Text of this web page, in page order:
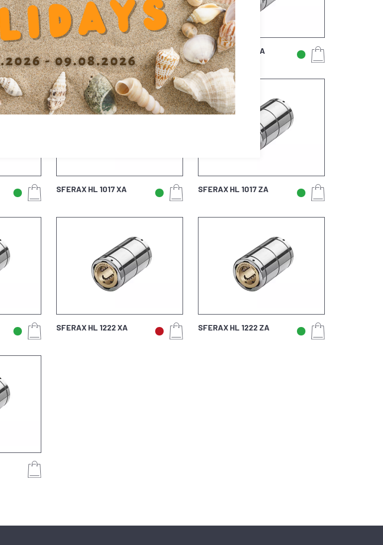
SFERAX HL 816 XA SFERAX HL 816 ZA
SFERAX HL 1017 XA SFERAX HL 1017 ZA
SFERAX HL 1222 XA SFERAX HL 1222 ZA